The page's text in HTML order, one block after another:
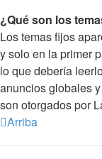
¿Qué son los
Los temas fijos
y solo en la primer
lo que debería
anuncios globales
son otorgados por
Arriba